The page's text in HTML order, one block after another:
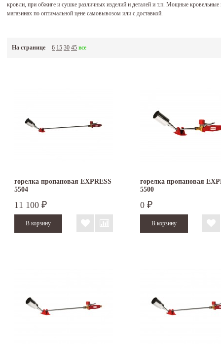
кровли, при обжиге и сушке различных изделий и деталей и т.п. Мощные
магазинах по оптимальной цене самовывозом или с доставкой.
На странице 6 15 30 45 все
горелка пропановая EXPRESS
5504
11 100 ₽
горелка пропановая
5500
0 ₽